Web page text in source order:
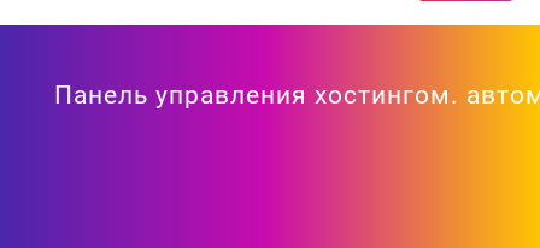
Панель управления хостингом.